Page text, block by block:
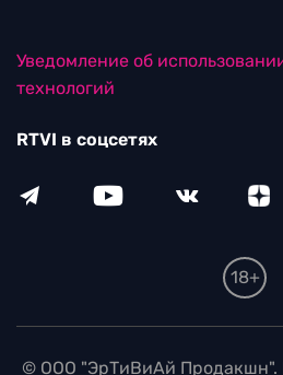
Уведомление об
технологий
RTVI в соцсетях
18+
© ООО "ЭрТиВиАй Продакшн".